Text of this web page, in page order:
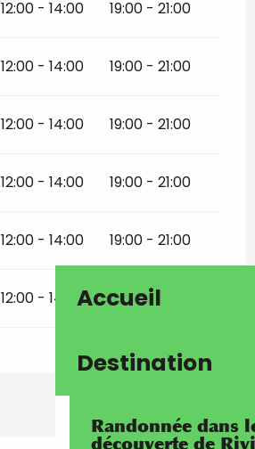
Accueil
Destination
Randonnée dans
découverte de
12:00 - 14:00 19:00 - 21:00
12:00 - 14:00 19:00 - 21:00
12:00 - 14:00 19:00 - 21:00
12:00 - 14:00 19:00 - 21:00
12:00 - 14:00 19:00 - 21:00
12:00 - 14:00 19:00 - 21:00